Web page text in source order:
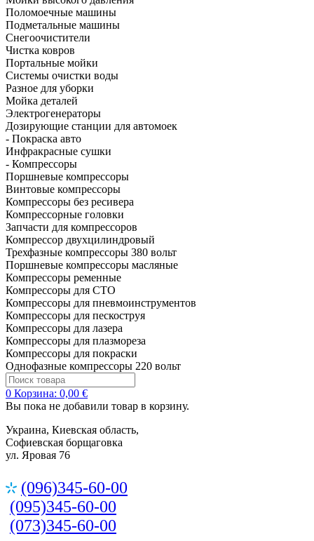
Поломоечные машины
Подметальные машины
Снегоочистители
Чистка ковров
Портальные мойки
Системы очистки воды
Разное для уборки
Мойка деталей
Электрогенераторы
Дозирующие станции для автомоек
- Покраска авто
Инфракрасные сушки
- Компрессоры
Поршневые компрессоры
Винтовые компрессоры
Компрессоры без ресивера
Компрессорные головки
Запчасти для компрессоров
Компрессор двухцилиндровый
Трехфазные компрессоры 380 вольт
Поршневые компрессоры масляные
Компрессоры ременные
Компрессоры для СТО
Компрессоры для пневмоинструментов
Компрессоры для пескоструя
Компрессоры для лазера
Компрессоры для плазмореза
Компрессоры для покраски
Однофазные компрессоры 220 вольт
0 Корзина: 0,00 €
Вы пока не добавили товар в корзину.
Украина, Киевская область,
Софиевская борщаговка
ул. Яровая 76
(096)345-60-00
(095)345-60-00
(073)345-60-00